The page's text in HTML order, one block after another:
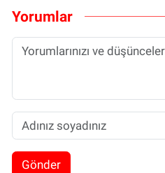
Yorumlar
Gönder